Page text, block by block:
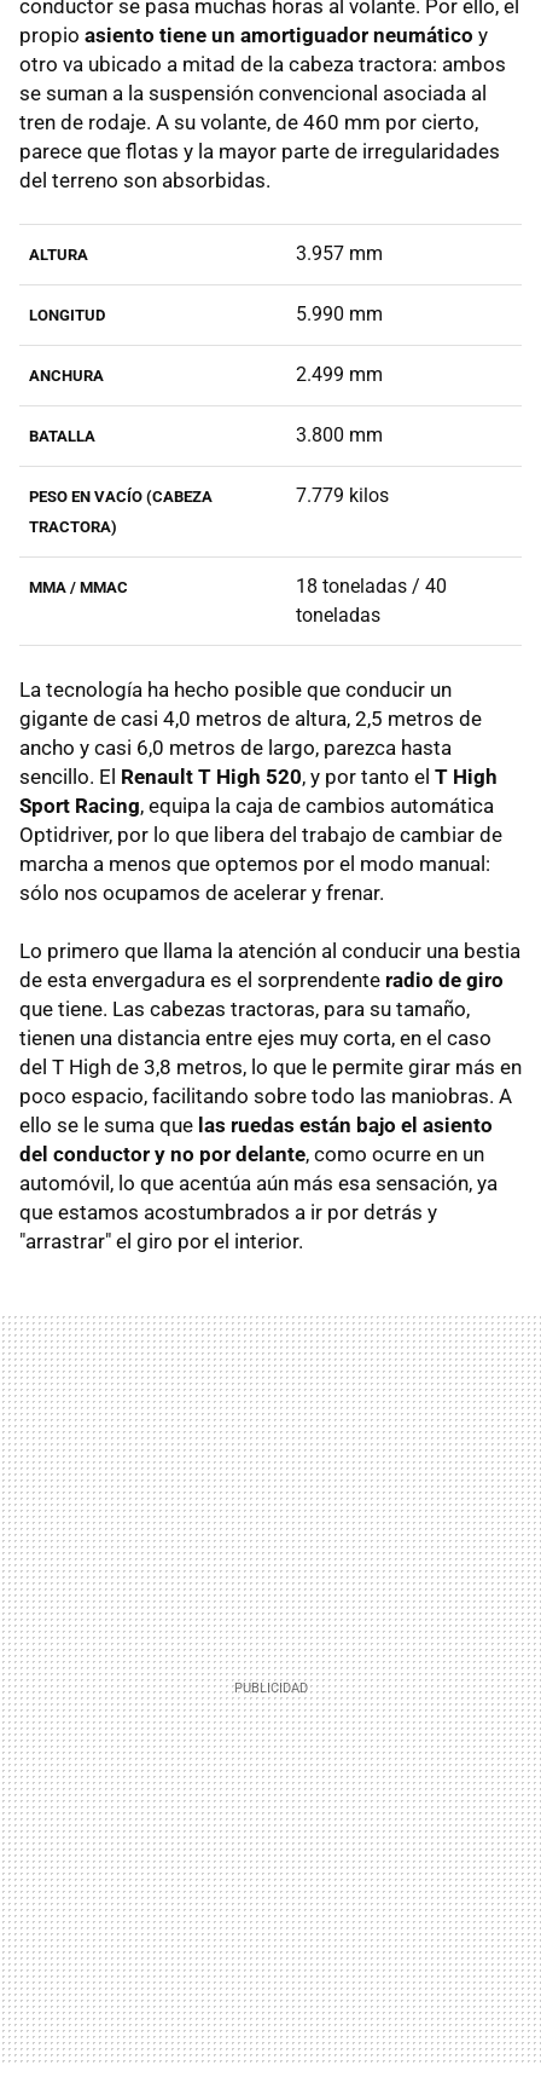
conductor se pasa muchas horas al volante. Por ello, el
propio asiento tiene un amortiguador neumático y
otro va ubicado a mitad de la cabeza tractora: ambos
se suman a la suspensión convencional asociada al
tren de rodaje. A su volante, de 460 mm por cierto,
parece que flotas y la mayor parte de irregularidades
del terreno son absorbidas.
ALTURA 3.957 mm
LONGITUD 5.990 mm
ANCHURA 2.499 mm
BATALLA 3.800 mm
PESO EN VACÍO (CABEZA
TRACTORA)
7.779 kilos
MMA / MMAC
18 toneladas / 40
toneladas
La tecnología ha hecho posible que conducir un
gigante de casi 4,0 metros de altura, 2,5 metros de
ancho y casi 6,0 metros de largo, parezca hasta
sencillo. El Renault T High 520, y por tanto el T High
Sport Racing, equipa la caja de cambios automática
Optidriver, por lo que libera del trabajo de cambiar de
marcha a menos que optemos por el modo manual:
sólo nos ocupamos de acelerar y frenar.
Lo primero que llama la atención al conducir una bestia
de esta envergadura es el sorprendente radio de giro
que tiene. Las cabezas tractoras, para su tamaño,
tienen una distancia entre ejes muy corta, en el caso
del T High de 3,8 metros, lo que le permite girar más en
poco espacio, facilitando sobre todo las maniobras. A
ello se le suma que las ruedas están bajo el asiento
del conductor y no por delante, como ocurre en un
automóvil, lo que acentúa aún más esa sensación, ya
que estamos acostumbrados a ir por detrás y
"arrastrar" el giro por el interior.